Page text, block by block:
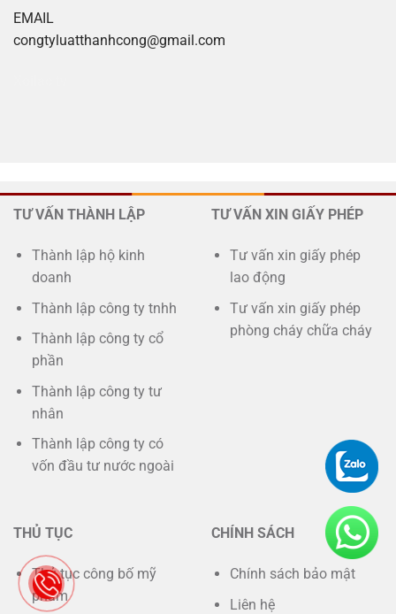
EMAIL
congtyluatthanhcong@gmail.com
TƯ VẤN THÀNH LẬP
Thành lập hộ kinh
doanh
Thành lập công ty tnhh
Thành lập công ty cổ
phần
Thành lập công ty tư
nhân
Thành lập công ty có
vốn đầu tư nước ngoài
TƯ VẤN XIN GIẤY PHÉP
Tư vấn xin giấy phép
lao động
Tư vấn xin giấy phép
phòng cháy chữa cháy
THỦ TỤC
Thủ tục công bố mỹ
phẩm
CHÍNH SÁCH
Chính sách bảo mật
Liên hệ